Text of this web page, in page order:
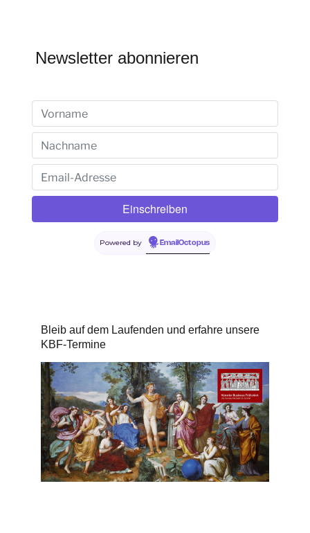
Newsletter abonnieren
Powered by EmailOctopus
Bleib auf dem Laufenden und erfahre unsere
KBF-Termine